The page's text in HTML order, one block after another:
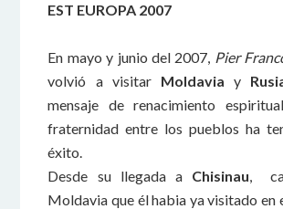
EST EUROPA 2007
En mayo y junio del 2007, Pier
volvió a visitar Moldavia y
mensaje de renacimiento
fraternidad entre los pueblos ha
éxito.
Desde su llegada a Chisinau,
Moldavia que él habia ya visitado en